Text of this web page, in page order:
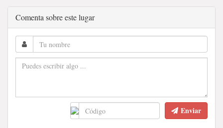
Comenta sobre este lugar
Enviar